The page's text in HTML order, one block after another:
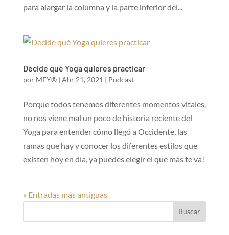
para alargar la columna y la parte inferior del...
Decide qué Yoga quieres practicar
por MFY®| Abr 21, 2021 | Podcast
Porque todos tenemos diferentes momentos vitales,
no nos viene mal un poco de historia reciente del
Yoga para entender cómo llegó a Occidente, las
ramas que hay y conocer los diferentes estilos que
existen hoy en día, ya puedes elegir el que más te va!
« Entradas más antiguas